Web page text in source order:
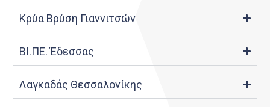
Κρύα Βρύση Γιαννιτσών
ΒΙ.ΠΕ. Έδεσσας
Λαγκαδάς Θεσσαλονίκης